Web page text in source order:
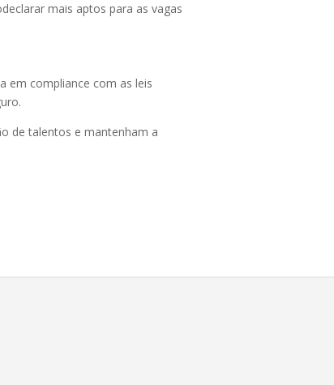
mais aptos para as vagas
em compliance com as leis
de talentos e mantenham a